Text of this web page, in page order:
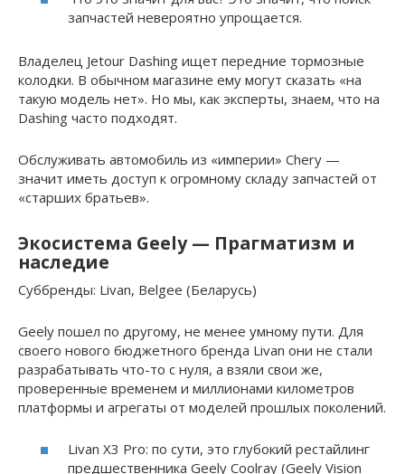
запчастей невероятно упрощается.
Владелец Jetour Dashing ищет передние тормозные
колодки. В обычном магазине ему могут сказать «на
такую модель нет». Но мы, как эксперты, знаем, что на
Dashing часто подходят.
Обслуживать автомобиль из «империи» Chery —
значит иметь доступ к огромному складу запчастей от
«старших братьев».
Экосистема Geely — Прагматизм и
наследие
Суббренды: Livan, Belgee (Беларусь)
Geely пошел по другому, не менее умному пути. Для
своего нового бюджетного бренда Livan они не стали
разрабатывать что-то с нуля, а взяли свои же,
проверенные временем и миллионами километров
платформы и агрегаты от моделей прошлых поколений.
Livan X3 Pro: по сути, это глубокий рестайлинг
предшественника Geely Coolray (Geely Vision